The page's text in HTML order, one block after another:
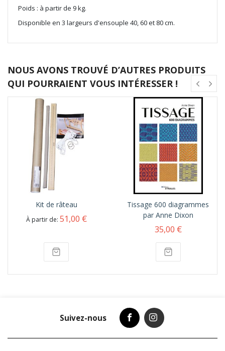
Poids : à partir de 9 kg.
Disponible en 3 largeurs d'ensouple 40, 60 et 80 cm.
NOUS AVONS TROUVÉ D’AUTRES PRODUITS
QUI POURRAIENT VOUS INTÉRESSER !
Kit de râteau
À partir de 51,00 €
Tissage 600 diagrammes
par Anne Dixon
35,00 €
Suivez-nous